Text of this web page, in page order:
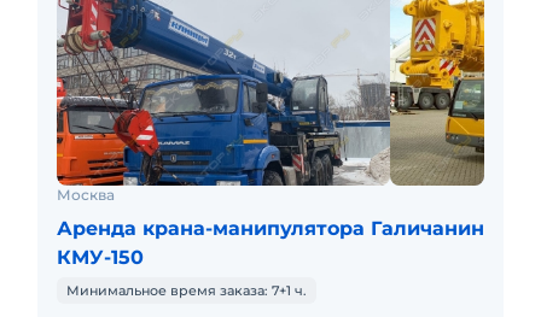
Москва
Аренда крана-манипулятора Галичанин
КМУ-150
Минимальное время заказа: 7+1 ч.